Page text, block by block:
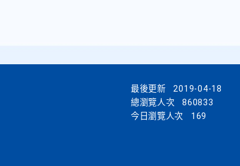
最後更新
2019-04-18
總瀏覽人次
860833
今日瀏覽人次
169